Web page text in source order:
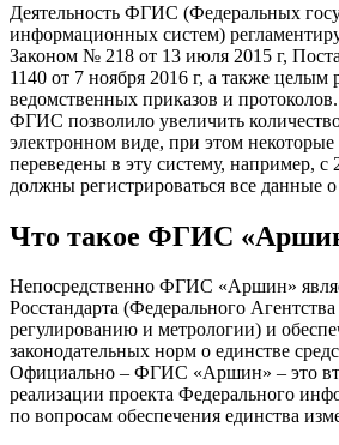
Деятельность ФГИС (Федеральных
информационных систем)
Законом № 218 от 13 июля 2015 г,
1140 от 7 ноября 2016 г, а также целым
ведомственных приказов и
ФГИС позволило увеличить
электронном виде, при этом
переведены в эту систему, например, с
должны регистрироваться все данные
Что такое ФГИС
Непосредственно ФГИС «Аршин»
Росстандарта (Федерального
регулированию и метрологии) и
законодательных норм о единстве
Официально – ФГИС «Аршин» – это
реализации проекта Федерального
по вопросам обеспечения единства